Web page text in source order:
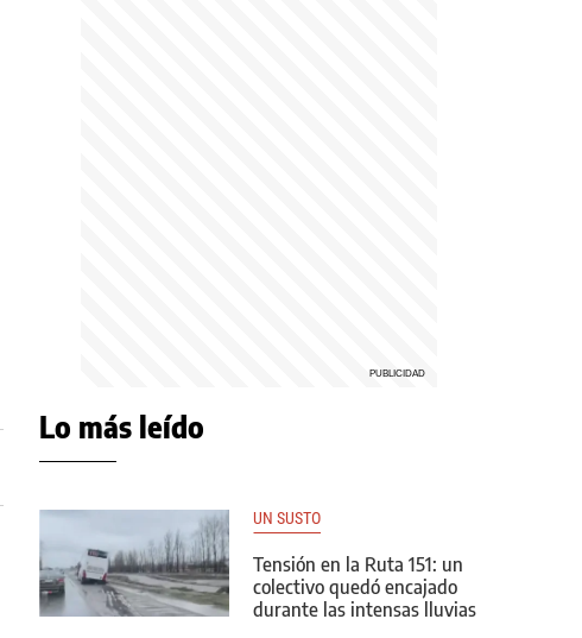
Lo más leído
UN SUSTO
Tensión en la Ruta 151: un
colectivo quedó encajado
durante las intensas lluvias